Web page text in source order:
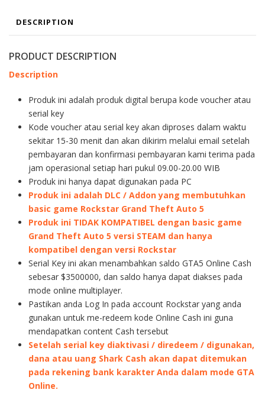
DESCRIPTION
PRODUCT DESCRIPTION
Description
Produk ini adalah produk digital berupa kode voucher atau
serial key
Kode voucher atau serial key akan diproses dalam waktu
sekitar 15-30 menit dan akan dikirim melalui email setelah
pembayaran dan konfirmasi pembayaran kami terima pada
jam operasional setiap hari pukul 09.00-20.00 WIB
Produk ini hanya dapat digunakan pada PC
Produk ini adalah DLC / Addon yang membutuhkan
basic game Rockstar Grand Theft Auto 5
Produk ini TIDAK KOMPATIBEL dengan basic game
Grand Theft Auto 5 versi STEAM dan hanya
kompatibel dengan versi Rockstar
Serial Key ini akan menambahkan saldo GTA5 Online Cash
sebesar $3500000, dan saldo hanya dapat diakses pada
mode online multiplayer.
Pastikan anda Log In pada account Rockstar yang anda
gunakan untuk me-redeem kode Online Cash ini guna
mendapatkan content Cash tersebut
Setelah serial key diaktivasi / diredeem / digunakan,
dana atau uang Shark Cash akan dapat ditemukan
pada rekening bank karakter Anda dalam mode GTA
Online.